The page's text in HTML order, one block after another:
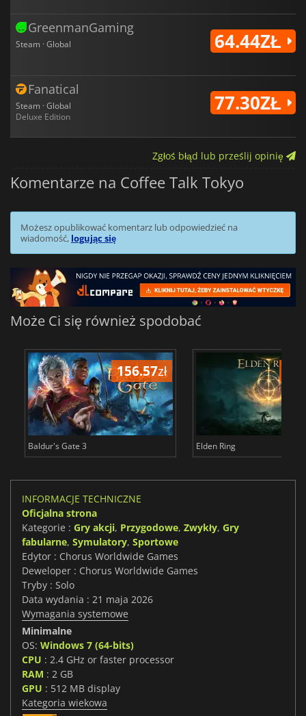
GreenmanGaming
Steam · Global 64.44ZŁ
Fanatical
Steam · Global
Deluxe Edition
77.30ZŁ
Zgłoś błąd lub prześlij opinię
Komentarze na Coffee Talk Tokyo
Możesz opublikować komentarz lub odpowiedzieć na
wiadomość, logując się
Może Ci się również spodobać
156.57zł
Baldur's Gate 3 Elden Ring
INFORMACJE TECHNICZNE
Oficjalna strona
Kategorie : Gry akcji, Przygodowe, Zwykły, Gry
fabularne, Symulatory, Sportowe
Edytor : Chorus Worldwide Games
Deweloper : Chorus Worldwide Games
Tryby : Solo
Data wydania : 21 maja 2026
Wymagania systemowe
Minimalne
OS: Windows 7 (64-bits)
CPU : 2.4 GHz or faster processor
RAM : 2 GB
GPU : 512 MB display
Kategoria wiekowa